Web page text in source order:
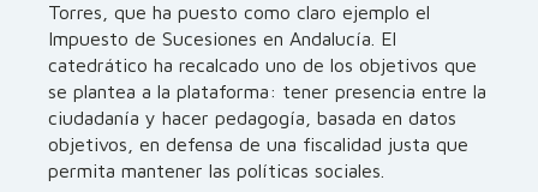
Torres, que ha puesto como claro ejemplo el
Impuesto de Sucesiones en Andalucía. El
catedrático ha recalcado uno de los objetivos que
se plantea a la plataforma: tener presencia entre la
ciudadanía y hacer pedagogía, basada en datos
objetivos, en defensa de una fiscalidad justa que
permita mantener las políticas sociales.